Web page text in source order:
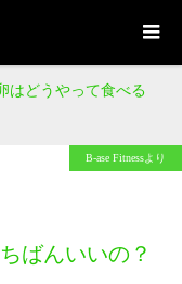
はどうやって食べる
B-ase Fitnessより
ばんいいの？